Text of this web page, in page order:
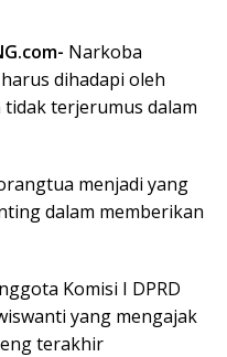
Narkoba
dihadapi oleh
terjerumus dalam
menjadi yang
dalam memberikan
Komisi I DPRD
yang mengajak
terakhir